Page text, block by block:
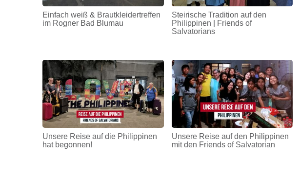
Einfach weiß & Brautkleidertreffen
im Rogner Bad Blumau
Steirische Tradition auf den
Philippinen | Friends of
Salvatorians
Unsere Reise auf die Philippinen
hat begonnen!
Unsere Reise auf den Philippinen
mit den Friends of Salvatorian